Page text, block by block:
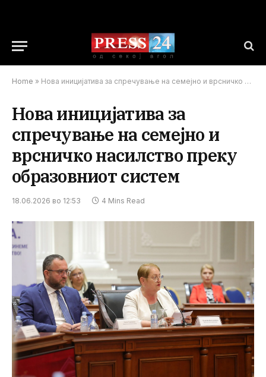
Home » Нова иницијатива за спречување на семејно и врсничко насилство преку образовниот систем
Нова иницијатива за
спречување на семејно и
врсничко насилство преку
образовниот систем
18.06.2026 во 12:53 4 Mins Read